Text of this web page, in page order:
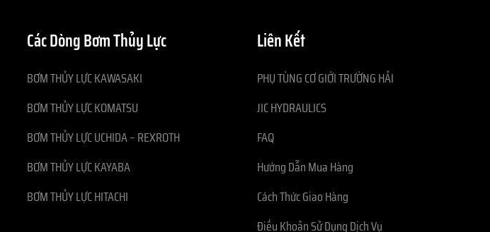
Các Dòng Bơm Thủy Lực
BƠM THỦY LỰC KAWASAKI
BƠM THỦY LỰC KOMATSU
BƠM THỦY LỰC UCHIDA – REXROTH
BƠM THỦY LỰC KAYABA
BƠM THỦY LỰC HITACHI
Liên Kết
PHỤ TÙNG CƠ GIỚI TRƯỜNG HẢI
JIC HYDRAULICS
FAQ
Hướng Dẫn Mua Hàng
Cách Thức Giao Hàng
Điều Khoản Sử Dụng Dịch Vụ